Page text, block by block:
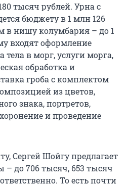
тысяч рублей. Урна с
бюджету в 1 млн 126
в нишу колумбария – до 1
входят оформление
тела в морг, услуги морга,
обработка и
гроба с комплектом
из цветов,
знака, портретов,
и проведение
Сергей Шойгу предлагает
– до 706 тысяч, 653 тысяч
То есть почти